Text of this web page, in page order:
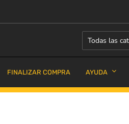
FINALIZAR COMPRA AYUDA